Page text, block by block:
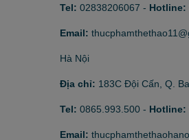
Tel: 02838206067 - Hotline:
Email:
Hà Nội
Địa chỉ: 183C Đội Cấn, Q.
Tel: 0865.993.500 - Hotline:
Email: